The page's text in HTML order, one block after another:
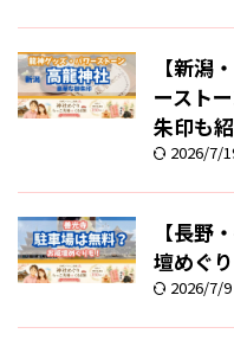
【新潟
ースト
朱印も
2026/7/
【長野
壇めぐ
2026/7/9